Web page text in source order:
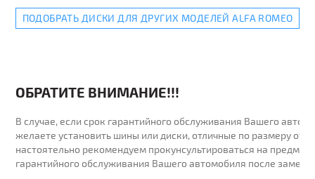
ПОДОБРАТЬ ДИСКИ ДЛЯ ДРУГИХ МОДЕЛЕЙ ALFA ROMEO
ОБРАТИТЕ ВНИМАНИЕ!!!
В случае, если срок гарантийного обслуживания Вашего
желаете установить шины или диски, отличные по размеру от
настоятельно рекомендуем прокунсультироваться на предмет
гарантийного обслуживания Вашего автомобиля после